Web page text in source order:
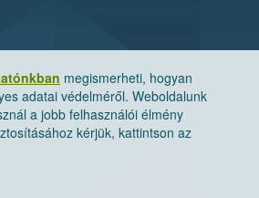
megismerheti, hogyan
adatai védelméről. Weboldalunk
a jobb felhasználói élmény
kérjük, kattintson az